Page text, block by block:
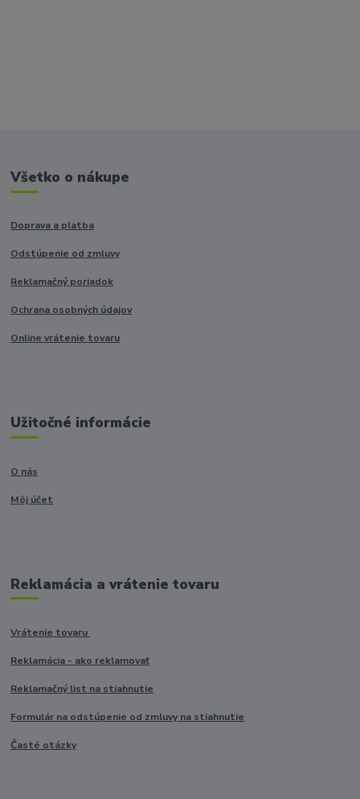
Všetko o nákupe
Doprava a platba
Odstúpenie od zmluvy
Reklamačný poriadok
Ochrana osobných údajov
Online vrátenie tovaru
Užitočné informácie
O nás
Môj účet
Reklamácia a vrátenie tovaru
Vrátenie tovaru
Reklamácia - ako reklamovať
Reklamačný list na stiahnutie
Formulár na odstúpenie od zmluvy na stiahnutie
Časté otázky